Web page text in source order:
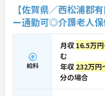
【佐賀県／西松浦郡
ー通勤可◎介護老人
給料
月収 16.5万
む
年収 232万円
分の場合